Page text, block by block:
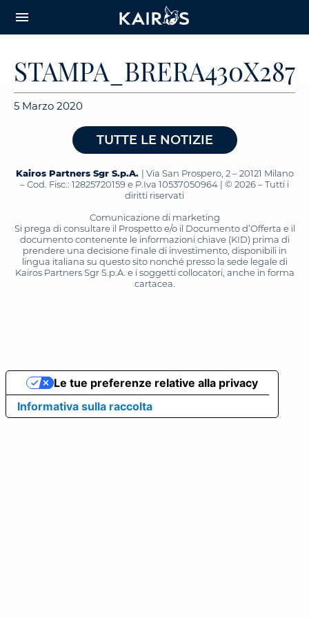
CONTENT
menu
5 Marzo 2020
TUTTE LE NOTIZIE
Kairos Partners Sgr S.p.A. | Via San Prospero, 2 – 20121 Milano
– Cod. Fisc.: 12825720159 e P.Iva 10537050964 | © 2026 – Tutti i
diritti riservati
Comunicazione di marketing
Si prega di consultare il Prospetto e/o il Documento d’Offerta e il
documento contenente le informazioni chiave (KID) prima di
prendere una decisione finale di investimento, disponibili in
lingua italiana su questo sito nonché presso la sede legale di
Kairos Partners Sgr S.p.A. e i soggetti collocatori, anche in forma
cartacea.
Informativa sulla raccolta
Le tue preferenze relative alla privacy